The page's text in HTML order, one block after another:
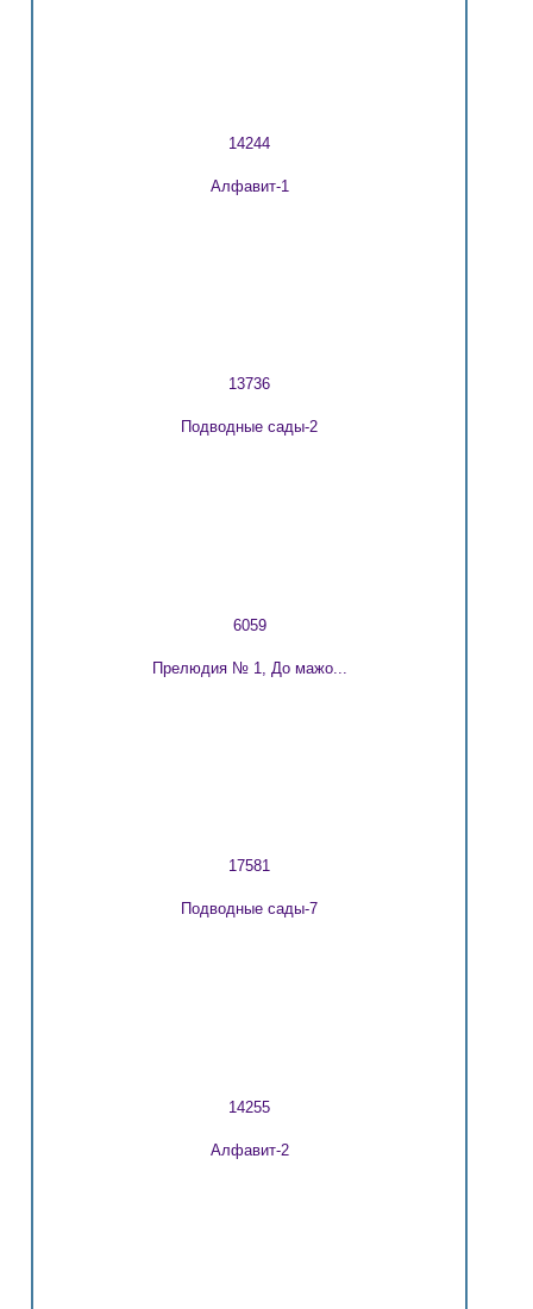
14244
Алфавит-1
13736
Подводные сады-2
6059
Прелюдия № 1, До мажо...
17581
Подводные сады-7
14255
Алфавит-2